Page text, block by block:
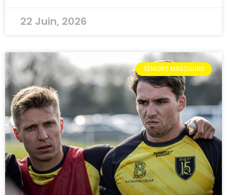
22 Juin, 2026
SÉNIORS MASCULINS